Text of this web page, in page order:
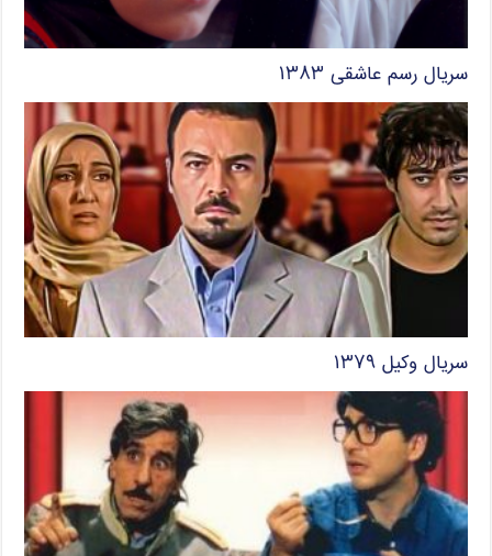
سریال رسم عاشقی ۱۳۸۳
سریال وکیل ۱۳۷۹